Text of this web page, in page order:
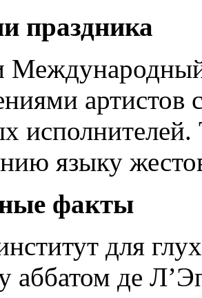
праздника
Международный
артистов
языку
факты
для
аббатом де